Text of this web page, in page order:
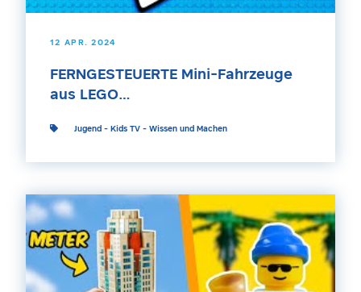
12 APR. 2024
FERNGESTEUERTE Mini-Fahrzeuge
aus LEGO…
Jugend - Kids TV - Wissen und Machen